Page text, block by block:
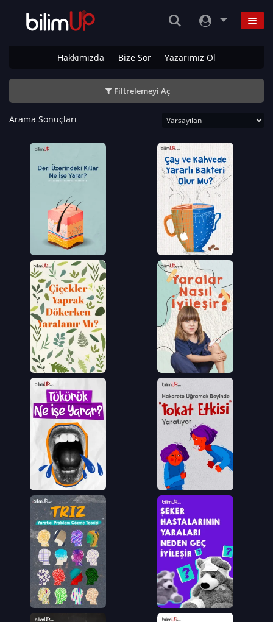
Hakkımızda Bize Sor Yazarımız Ol
Filtrelemeyi Aç
Arama Sonuçları